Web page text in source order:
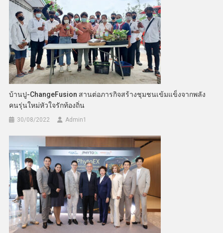
บ้านปู-ChangeFusion สานต่อภารกิจสร้างชุมชนเข้มแข็งจากพลัง
คนรุ่นใหม่หัวใจรักท้องถิ่น
30/08/2022 Admin​1